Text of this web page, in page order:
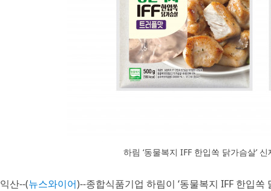
하림 ‘동물복지 IFF 한입쏙 닭가슴살’
익산--(뉴스와이어)--종합식품기업 하림이 ‘동물복지 IFF 한입